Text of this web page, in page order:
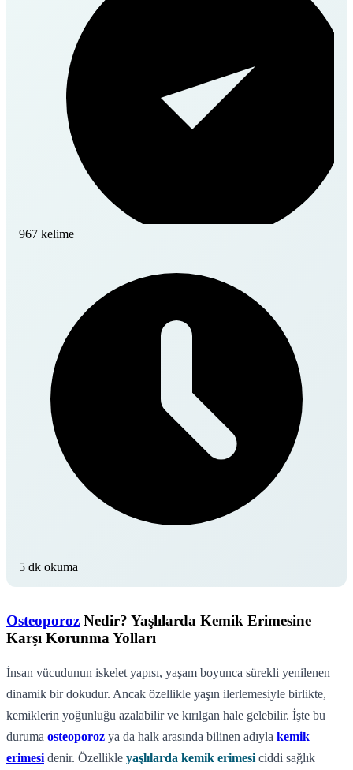
967 kelime
5 dk okuma
Osteoporoz Nedir? Yaşlılarda Kemik Erimesine
Karşı Korunma Yolları
İnsan vücudunun iskelet yapısı, yaşam boyunca sürekli yenilenen
dinamik bir dokudur. Ancak özellikle yaşın ilerlemesiyle birlikte,
kemiklerin yoğunluğu azalabilir ve kırılgan hale gelebilir. İşte bu
duruma osteoporoz ya da halk arasında bilinen adıyla kemik
erimesi denir. Özellikle yaşlılarda kemik erimesi ciddi sağlık